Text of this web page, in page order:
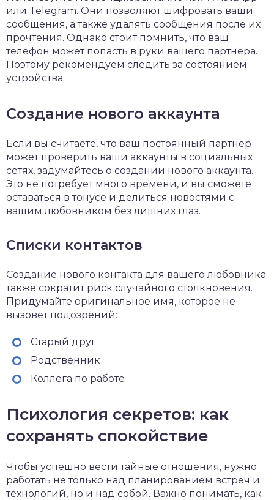
или Telegram. Они позволяют шифровать ваши
сообщения, а также удалять сообщения после их
прочтения. Однако стоит помнить, что ваш
телефон может попасть в руки вашего партнера.
Поэтому рекомендуем следить за состоянием
устройства.
Создание нового аккаунта
Если вы считаете, что ваш постоянный партнер
может проверить ваши аккаунты в социальных
сетях, задумайтесь о создании нового аккаунта.
Это не потребует много времени, и вы сможете
оставаться в тонусе и делиться новостями с
вашим любовником без лишних глаз.
Списки контактов
Создание нового контакта для вашего любовника
также сократит риск случайного столкновения.
Придумайте оригинальное имя, которое не
вызовет подозрений:
Старый друг
Родственник
Коллега по работе
Психология секретов: как
сохранять спокойствие
Чтобы успешно вести тайные отношения, нужно
работать не только над планированием встреч и
технологий, но и над собой. Важно понимать, как